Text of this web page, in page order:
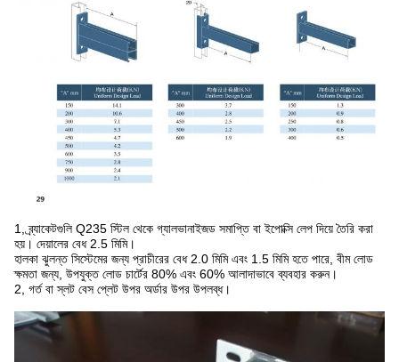
1, ব্র্যাকেটগুলি Q235 স্টিল থেকে গ্যালভানাইজড সমাপ্তি বা ইপোক্সি লেপ দিয়ে তৈরি করা
হয়। দেয়ালের বেধ 2.5 মিমি।
হালকা ঝুলন্ত সিস্টেমের জন্য প্রাচীরের বেধ 2.0 মিমি এবং 1.5 মিমি হতে পারে, বীম লোড
ক্ষমতা জন্য, উপযুক্ত লোড চার্টের 80% এবং 60% আলাদাভাবে ব্যবহার করুন।
2, গর্ত বা স্লট বেস প্লেট উপর অর্ডার উপর উপলব্ধ।